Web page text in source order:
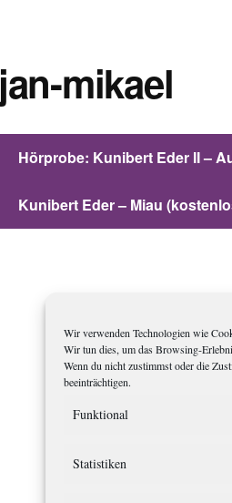
Wir verwenden Technologien wie
Wir tun dies, um das Browsing-
Wenn du nicht zustimmst oder die
beeinträchtigen.
Funktional
Statistiken
jan-mikael
Hörprobe: Kunibert Eder II –
Kunibert Eder – Miau